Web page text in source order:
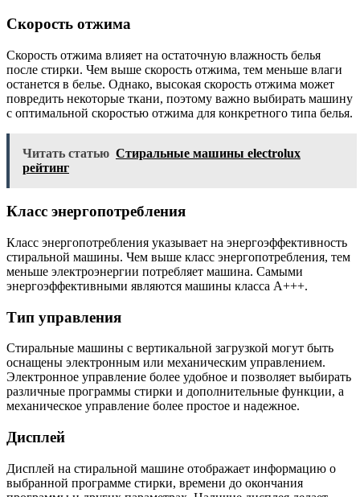
Скорость отжима
Скорость отжима влияет на остаточную влажность белья
после стирки. Чем выше скорость отжима, тем меньше влаги
останется в белье. Однако, высокая скорость отжима может
повредить некоторые ткани, поэтому важно выбирать машину
с оптимальной скоростью отжима для конкретного типа белья.
Читать статью Стиральные машины electrolux
рейтинг
Класс энергопотребления
Класс энергопотребления указывает на энергоэффективность
стиральной машины. Чем выше класс энергопотребления, тем
меньше электроэнергии потребляет машина. Самыми
энергоэффективными являются машины класса A+++.
Тип управления
Стиральные машины с вертикальной загрузкой могут быть
оснащены электронным или механическим управлением.
Электронное управление более удобное и позволяет выбирать
различные программы стирки и дополнительные функции, а
механическое управление более простое и надежное.
Дисплей
Дисплей на стиральной машине отображает информацию о
выбранной программе стирки, времени до окончания